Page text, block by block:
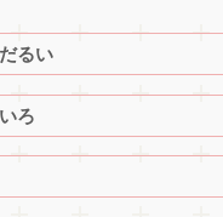
るい
ろ